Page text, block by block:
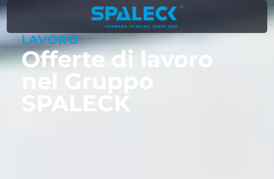
CARRIERA E OPPORTUNITÀ DI
LAVORO
Offerte di lavoro
nel Gruppo
SPALECK